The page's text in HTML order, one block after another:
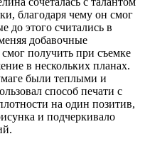
благодаря чему он смог
до этого считались в
добавочные
получить при съемке
в нескольких планах.
были теплыми и
способ печати с
на один позитив,
и подчеркивало